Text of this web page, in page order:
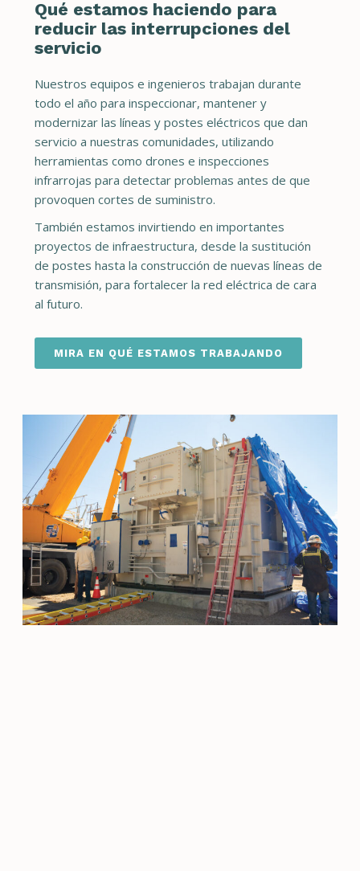
Qué estamos haciendo para
reducir las interrupciones del
servicio
Nuestros equipos e ingenieros trabajan durante
todo el año para inspeccionar, mantener y
modernizar las líneas y postes eléctricos que dan
servicio a nuestras comunidades, utilizando
herramientas como drones e inspecciones
infrarrojas para detectar problemas antes de que
provoquen cortes de suministro.
También estamos invirtiendo en importantes
proyectos de infraestructura, desde la sustitución
de postes hasta la construcción de nuevas líneas de
transmisión, para fortalecer la red eléctrica de cara
al futuro.
MIRA EN QUÉ ESTAMOS TRABAJANDO